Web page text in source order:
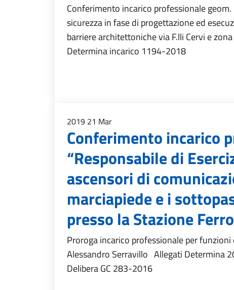
Conferimento incarico professionale
sicurezza in fase di progettazione ed
barriere architettoniche via F.lli Cervi e
Determina incarico 1194-2018
2019 21 Mar
Conferimento incarico
“Responsabile di
ascensori di
marciapiede e i
presso la Stazione
Proroga incarico professionale per funzioni
Alessandro Serravillo Allegati Determina
Delibera GC 283-2016